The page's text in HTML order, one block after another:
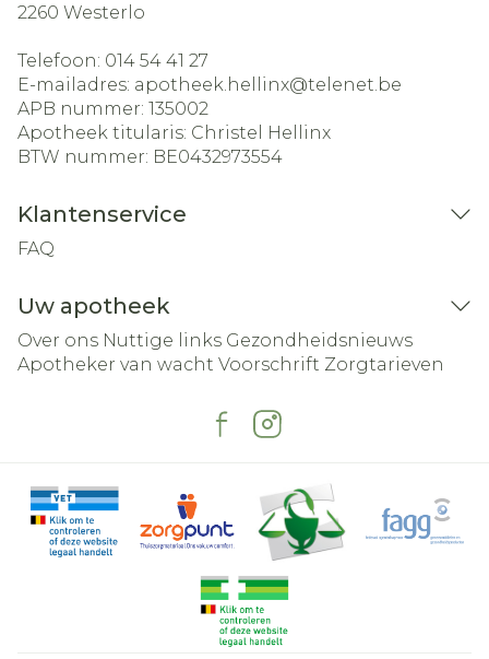
2260 Westerlo
Telefoon: 014 54 41 27
E-mailadres: apotheek.hellinx@telenet.be
APB nummer: 135002
Apotheek titularis: Christel Hellinx
BTW nummer: BE0432973554
Klantenservice
FAQ
Uw apotheek
Over ons Nuttige links Gezondheidsnieuws
Apotheker van wacht Voorschrift Zorgtarieven